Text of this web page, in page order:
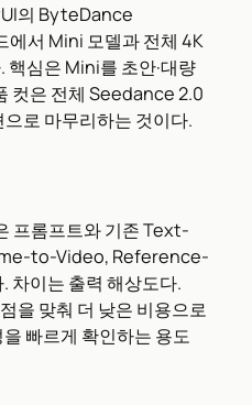
의 ByteDance
서 Mini 모델과 전체 4K
핵심은 Mini를 초안·대량
컷은 전체 Seedance 2.0
로 마무리하는 것이다.
프롬프트와 기존 Text-
to-Video, Reference-
차이는 출력 해상도다.
을 맞춰 더 낮은 비용으로
빠르게 확인하는 용도